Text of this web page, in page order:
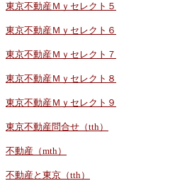
東京不動産Ｍｙセレクト５
東京不動産Ｍｙセレクト６
東京不動産Ｍｙセレクト７
東京不動産Ｍｙセレクト８
東京不動産Ｍｙセレクト９
東京不動産問合せ（tth）
不動産（mth）
不動産と東京（tth）